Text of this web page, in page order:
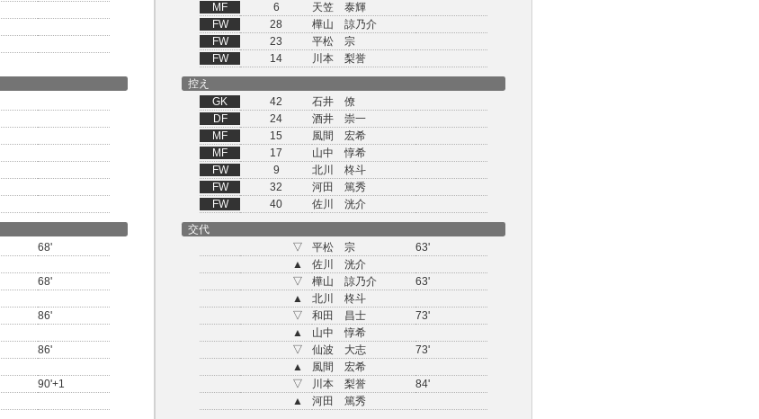
MF
6
天笠 泰輝
FW
28
樺山 諒乃介
FW
23
平松 宗
FW
14
川本 梨誉
控え
GK
42
石井 僚
DF
24
酒井 崇一
MF
15
風間 宏希
MF
17
山中 惇希
FW
9
北川 柊斗
FW
32
河田 篤秀
FW
40
佐川 洸介
68'
68'
86'
86'
90'+1
交代
▽
平松 宗
63'
▲
佐川 洸介
▽
樺山 諒乃介
63'
▲
北川 柊斗
▽
和田 昌士
73'
▲
山中 惇希
▽
仙波 大志
73'
▲
風間 宏希
▽
川本 梨誉
84'
▲
河田 篤秀